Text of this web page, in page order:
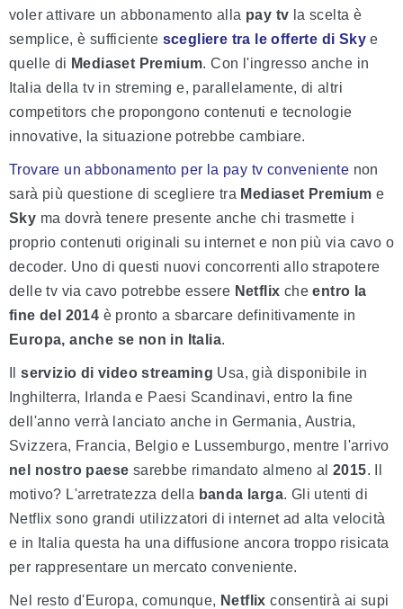
voler attivare un abbonamento alla pay tv la scelta è
semplice, è sufficiente scegliere tra le offerte di Sky e
quelle di Mediaset Premium. Con l'ingresso anche in
Italia della tv in streming e, parallelamente, di altri
competitors che propongono contenuti e tecnologie
innovative, la situazione potrebbe cambiare.
Trovare un abbonamento per la pay tv conveniente non
sarà più questione di scegliere tra Mediaset Premium e
Sky ma dovrà tenere presente anche chi trasmette i
proprio contenuti originali su internet e non più via cavo o
decoder. Uno di questi nuovi concorrenti allo strapotere
delle tv via cavo potrebbe essere Netflix cheentro la
fine del 2014 è pronto a sbarcare definitivamente in
Europa, anche se non in Italia.
Ilservizio di video streaming Usa, già disponibile in
Inghilterra, Irlanda e Paesi Scandinavi, entro la fine
dell'anno verrà lanciato anche in Germania, Austria,
Svizzera, Francia, Belgio e Lussemburgo, mentre l'arrivo
nel nostro paese sarebbe rimandato almeno al2015. Il
motivo? L'arretratezza della banda larga. Gli utenti di
Netflix sono grandi utilizzatori di internet ad alta velocità
e in Italia questa ha una diffusione ancora troppo risicata
per rappresentare un mercato conveniente.
Nel resto d'Europa, comunque, Netflix consentirà ai supi